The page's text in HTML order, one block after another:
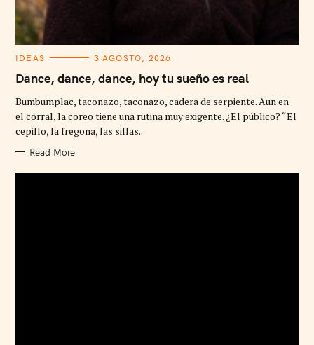
C
T
E
O
R
I
E
IDEAS 3 AGOSTO, 2026
Dance, dance, dance, hoy tu sueño es real
Bumbumplac, taconazo, taconazo, cadera de serpiente. Aun en
el corral, la coreo tiene una rutina muy exigente. ¿El público? “El
cepillo, la fregona, las sillas..
Read More